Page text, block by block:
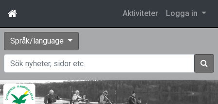
Aktiviteter Logga in
Språk/language
Sök